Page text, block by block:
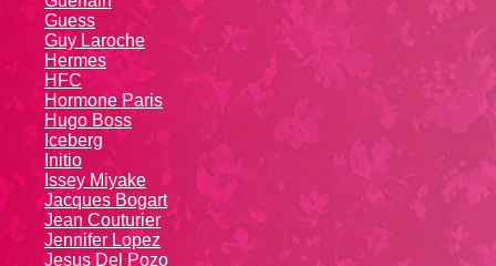
Guess
Guy Laroche
Hermes
HFC
Hormone Paris
Hugo Boss
Iceberg
Initio
Issey Miyake
Jacques Bogart
Jean Couturier
Jennifer Lopez
Jesus Del Pozo